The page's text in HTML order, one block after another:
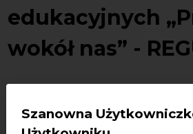
Szanowna
edukacyjnych
wokół nas” -
Zapraszamy do udziału w
zakresu edukacji przestrzennej,